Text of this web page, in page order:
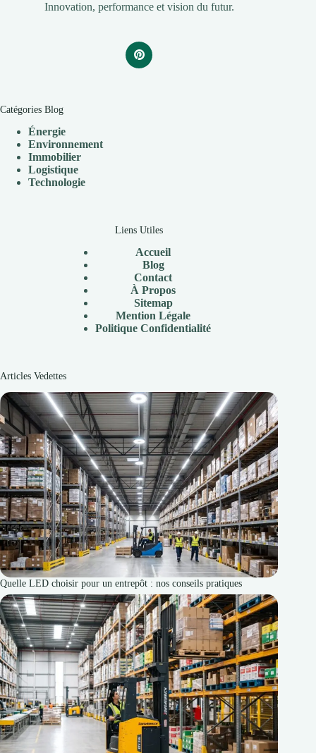
Innovation, performance et vision du futur.
Catégories Blog
Énergie
Environnement
Immobilier
Logistique
Technologie
Liens Utiles
Accueil
Blog
Contact
À Propos
Sitemap
Mention Légale
Politique Confidentialité
Articles Vedettes
Quelle LED choisir pour un entrepôt : nos conseils pratiques